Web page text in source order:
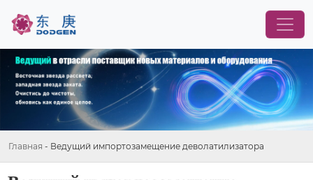
Главная - Ведущий импортозамещение деволатилизатора